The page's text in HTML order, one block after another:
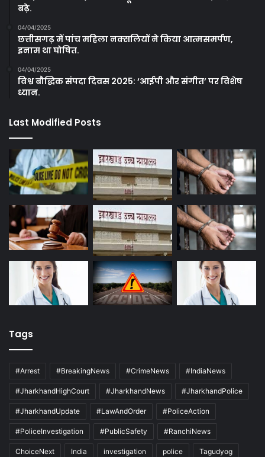
बढ़े.
04/04/2025
छत्तीसगढ़ में पांच महिला नक्सलियों ने किया आत्मसमर्पण,
इनाम था घोषित.
04/04/2025
विश्व बौद्धिक संपदा दिवस 2025: ‘आईपी और संगीत’ पर विशेष
ध्यान.
Last Modified Posts
Tags
#Arrest #BreakingNews #CrimeNews #IndiaNews
#JharkhandHighCourt #JharkhandNews #JharkhandPolice
#JharkhandUpdate #LawAndOrder #PoliceAction
#PoliceInvestigation #PublicSafety #RanchiNews
ChoiceNext India investigation police Tagudyog